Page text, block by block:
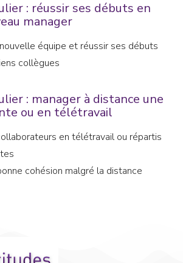
: réussir ses débuts en
manager
équipe et réussir ses débuts
collègues
: manager à distance une
ou en télétravail
en télétravail ou répartis
cohésion malgré la distance